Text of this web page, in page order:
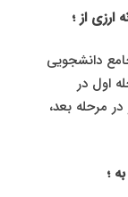
ارزی از ؛
دانشجویی
اول در
مرحله بعد،
؛